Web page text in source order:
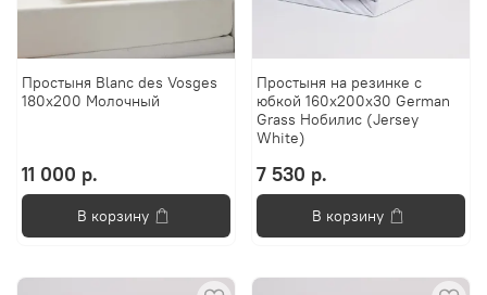
Простыня Blanc des Vosges
180x200 Молочный
11 000 р.
В корзину
Простыня на резинке с
юбкой 160х200х30 German
Grass Нобилис (Jersey
White)
7 530 р.
В корзину